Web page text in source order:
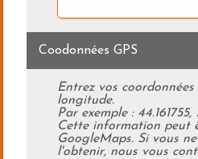
Coodonnées GPS
Entrez vos
longitude.
Par exemple : 44.161755,
Cette information peut
GoogleMaps. Si vous
l'obtenir, nous vous